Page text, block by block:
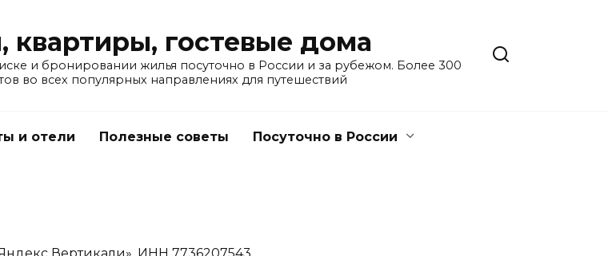
квартиры, гостевые дома
и бронировании жилья посуточно в России и за рубежом. Более 300
во всех популярных направлениях для путешествий
и отели Полезные советы Посуточно в России